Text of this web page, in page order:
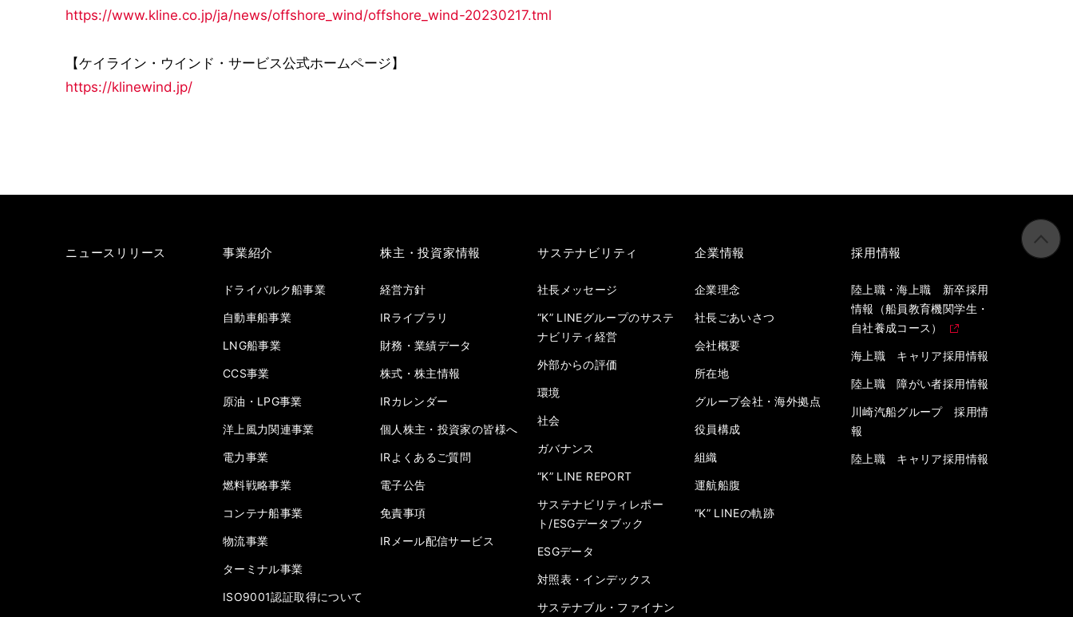
https://www.kline.co.jp/ja/news/offshore_wind/offshore_wind-20230217.tml
【ケイライン・ウインド・サービス公式ホームページ】
https://klinewind.jp/
ニュースリリース 事業紹介
ドライバルク船事業
自動車船事業
LNG船事業
CCS事業
原油・LPG事業
洋上風力関連事業
電力事業
燃料戦略事業
コンテナ船事業
物流事業
ターミナル事業
ISO9001認証取得について
株主・投資家情報
経営方針
IRライブラリ
財務・業績データ
株式・株主情報
IRカレンダー
個人株主・投資家の皆様へ
IRよくあるご質問
電子公告
免責事項
IRメール配信サービス
サステナビリティ
社長メッセージ
“K” LINEグループのサステ
ナビリティ経営
外部からの評価
環境
社会
ガバナンス
“K” LINE REPORT
サステナビリティレポー
ト/ESGデータブック
ESGデータ
対照表・インデックス
サステナブル・ファイナン
企業情報
企業理念
社長ごあいさつ
会社概要
所在地
グループ会社・海外拠点
役員構成
組織
運航船腹
“K” LINEの軌跡
採用情報
陸上職・海上職 新卒採用
情報（船員教育機関学生・
自社養成コース）
海上職 キャリア採用情報
陸上職 障がい者採用情報
川崎汽船グループ 採用情
報
陸上職 キャリア採用情報